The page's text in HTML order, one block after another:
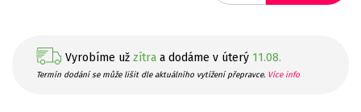
Vyrobíme už zítra a dodáme v úterý 11.08.
Termín dodání se může lišit dle aktuálního vytížení přepravce. Více info